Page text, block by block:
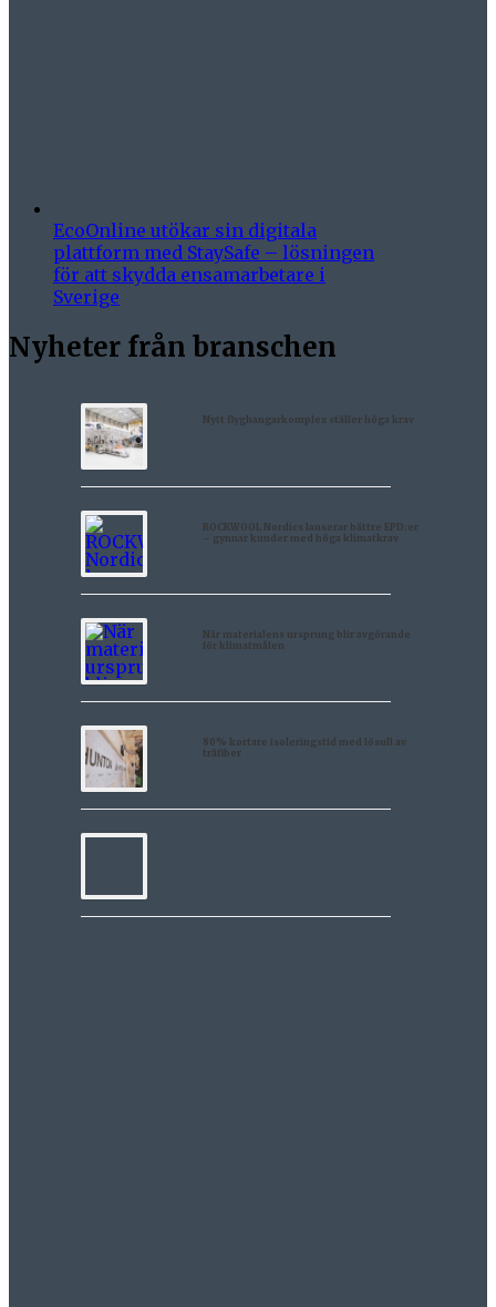
EcoOnline utökar sin digitala
plattform med StaySafe – lösningen
för att skydda ensamarbetare i
Sverige
Nyheter från branschen
Nytt flyghangarkomplex ställer höga krav
ROCKWOOL Nordics lanserar bättre EPD:er
– gynnar kunder med höga klimatkrav
När materialens ursprung blir avgörande
för klimatmålen
80% kortare isoleringstid med lösull av
träfiber